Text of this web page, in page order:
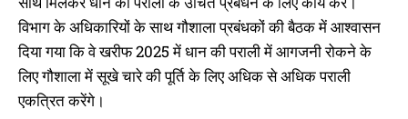
विभाग के अधिकारियों के साथ गौशाला प्रबंधकों की बैठक में आश्वासन
दिया गया कि वे खरीफ 2025 में धान की पराली में आगजनी रोकने के
लिए गौशाला में सूखे चारे की पूर्ति के लिए अधिक से अधिक पराली
एकत्रित करेंगे।